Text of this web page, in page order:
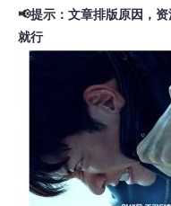
📢提示：文章排版原因，
就行